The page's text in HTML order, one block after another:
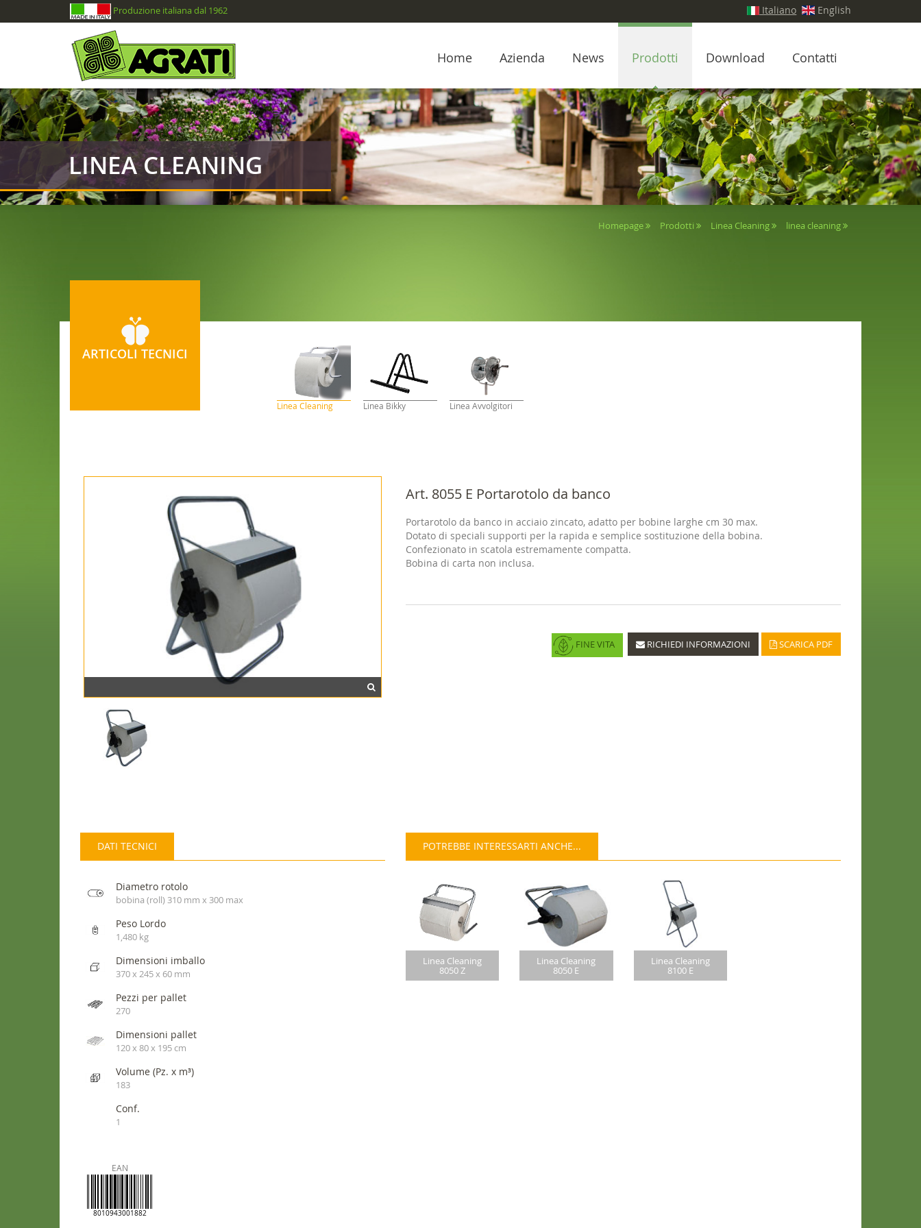
Produzione italiana dal 1962 Italiano English
Home Azienda News Prodotti Download Contatti
LINEA CLEANING
Homepage Prodotti Linea Cleaning linea cleaning
ARTICOLI TECNICI
Linea Cleaning Linea Bikky Linea Avvolgitori
Art. 8055 E Portarotolo da banco
Portarotolo da banco in acciaio zincato, adatto per bobine larghe cm 30 max.
Dotato di speciali supporti per la rapida e semplice sostituzione della bobina.
Confezionato in scatola estremamente compatta.
Bobina di carta non inclusa.
FINE VITA RICHIEDI INFORMAZIONI SCARICA PDF
DATI TECNICI
Diametro rotolo
bobina (roll) 310 mm x 300 max
Peso Lordo
1,480 kg
Dimensioni imballo
370 x 245 x 60 mm
Pezzi per pallet
270
Dimensioni pallet
120 x 80 x 195 cm
Volume (Pz. x m³)
183
Conf.
1
EAN
8010943001882
POTREBBE INTERESSARTI ANCHE...
Linea Cleaning
8050 Z
Linea Cleaning
8050 E
Linea Cleaning
8100 E